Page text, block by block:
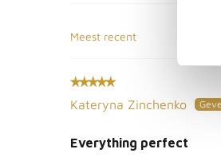
Sort by
Kateryna Zinchenko
Everything perfect